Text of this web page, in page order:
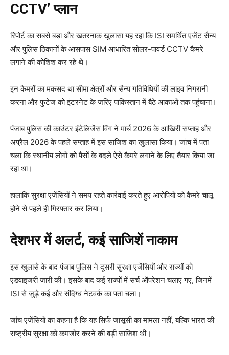
CCTV’ प्लान
रिपोर्ट का सबसे बड़ा और खतरनाक खुलासा यह रहा कि ISI समर्थित एजेंट सैन्य
और पुलिस ठिकानों के आसपास SIM आधारित सोलर-पावर्ड CCTV कैमरे
लगाने की कोशिश कर रहे थे।
इन कैमरों का मकसद था सीमा क्षेत्रों और सैन्य गतिविधियों की लाइव निगरानी
करना और फुटेज को इंटरनेट के जरिए पाकिस्तान में बैठे आकाओं तक पहुंचाना।
पंजाब पुलिस की काउंटर इंटेलिजेंस विंग ने मार्च 2026 के आखिरी सप्ताह और
अप्रैल 2026 के पहले सप्ताह में इस साजिश का खुलासा किया। जांच में पता
चला कि स्थानीय लोगों को पैसों के बदले ऐसे कैमरे लगाने के लिए तैयार किया जा
रहा था।
हालांकि सुरक्षा एजेंसियों ने समय रहते कार्रवाई करते हुए आरोपियों को कैमरे चालू
होने से पहले ही गिरफ्तार कर लिया।
देशभर में अलर्ट, कई साजिशें नाकाम
इस खुलासे के बाद पंजाब पुलिस ने दूसरी सुरक्षा एजेंसियों और राज्यों को
एडवाइजरी जारी की। इसके बाद कई राज्यों में सर्च ऑपरेशन चलाए गए, जिनमें
ISI से जुड़े कई और संदिग्ध नेटवर्क का पता चला।
जांच एजेंसियों का कहना है कि यह सिर्फ जासूसी का मामला नहीं, बल्कि भारत की
राष्ट्रीय सुरक्षा को कमजोर करने की बड़ी साजिश थी।